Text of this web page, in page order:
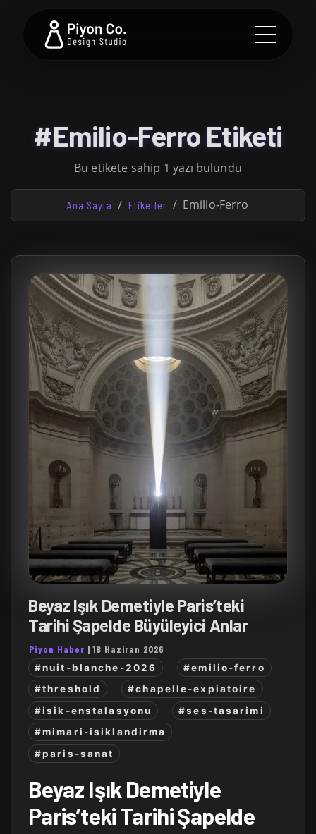
#Emilio-Ferro Etiketi
Bu etikete sahip 1 yazı bulundu
Ana Sayfa Etiketler Emilio-Ferro
Beyaz Işık Demetiyle Paris’teki
Tarihi Şapelde Büyüleyici Anlar
Piyon Haber |18 Haziran 2026
#nuit-blanche-2026
#emilio-ferro
#threshold
#chapelle-expiatoire
#isik-enstalasyonu
#ses-tasarimi
#mimari-isiklandirma
#paris-sanat
Beyaz Işık Demetiyle
Paris’teki Tarihi Şapelde